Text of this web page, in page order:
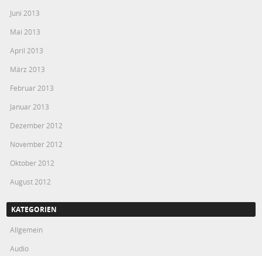
Juni 2013
Mai 2013
April 2013
März 2013
Februar 2013
Januar 2013
Dezember 2012
November 2012
Oktober 2012
August 2012
KATEGORIEN
Allgemein
Audio